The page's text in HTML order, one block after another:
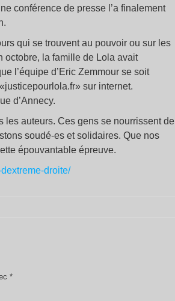
conférence de presse l’a finalement
qui se trouvent au pouvoir ou sur les
octobre, la famille de Lola avait
l’équipe d’Eric Zemmour se soit
sur internet.
d’Annecy.
les auteurs. Ces gens se nourrissent de
soudé-es et solidaires. Que nos
épouvantable épreuve.
droite/
*